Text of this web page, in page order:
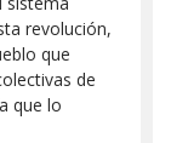
revolución,
que
de
que lo